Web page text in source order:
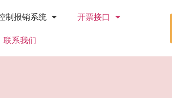
制报销系统 开票接口
联系我们